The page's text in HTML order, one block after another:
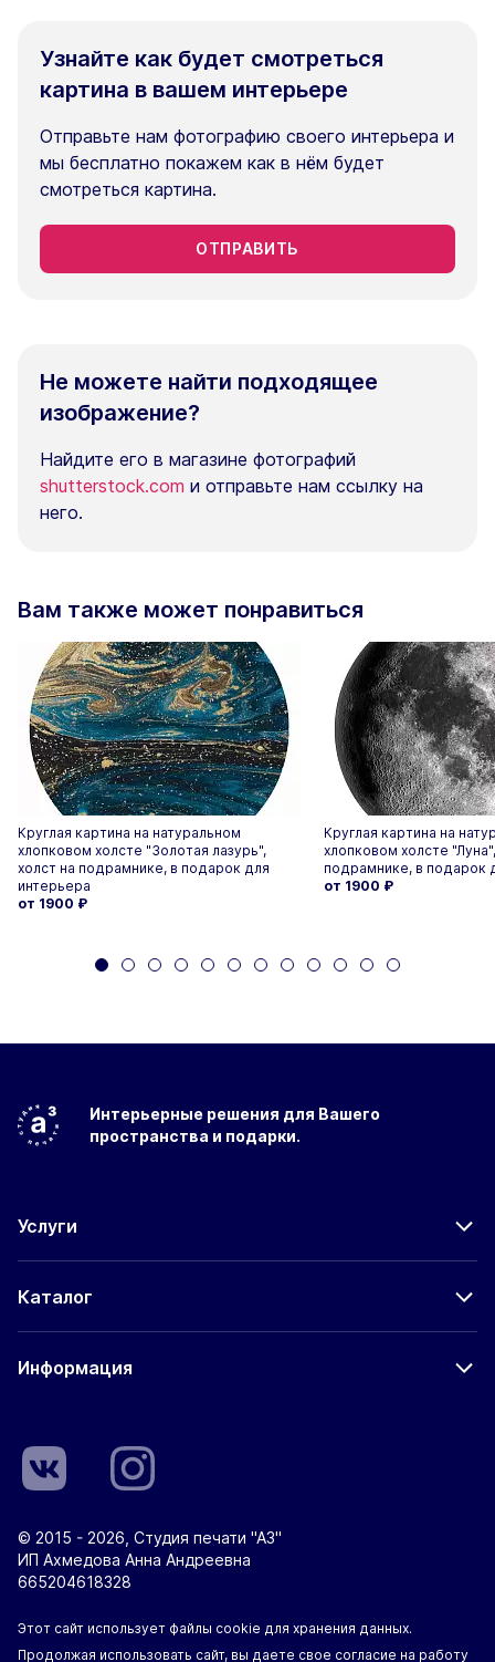
Узнайте как будет смотреться
картина в вашем интерьере
Отправьте нам фотографию своего интерьера и
мы бесплатно покажем как в нём будет
смотреться картина.
ОТПРАВИТЬ
Не можете найти подходящее
изображение?
Найдите его в магазине фотографий
shutterstock.com и отправьте нам ссылку на
него.
Вам также может понравиться
Круглая картина на натуральном
хлопковом холсте "Золотая лазурь",
холст на подрамнике, в подарок для
интерьера
от 1900 ₽
Круглая картина на
хлопковом холсте
подрамнике, в подарок
от 1900 ₽
Интерьерные решения для Вашего
пространства и подарки.
Услуги
Каталог
Информация
© 2015 - 2026, Студия печати "А3"
ИП Ахмедова Анна Андреевна
665204618328
Этот сайт использует файлы cookie для хранения данных.
Продолжая использовать сайт, вы даете свое согласие на работу